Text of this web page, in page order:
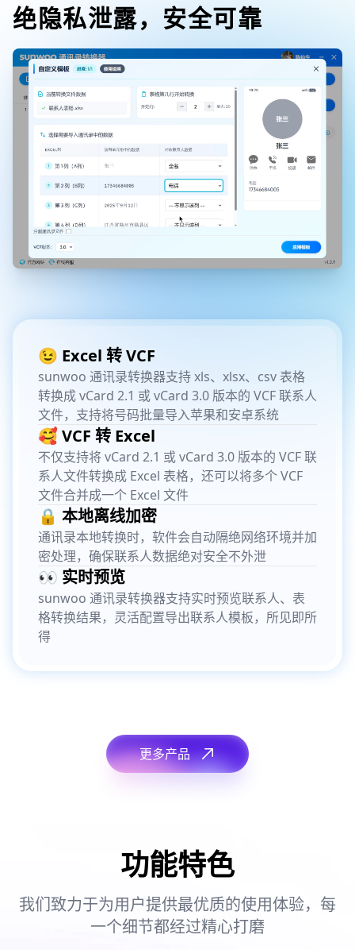
绝隐私泄露，安全可靠
😉 Excel 转 VCF
sunwoo 通讯录转换器支持 xls、xlsx、csv 表格
转换成 vCard 2.1 或 vCard 3.0 版本的 VCF 联系人
文件，支持将号码批量导入苹果和安卓系统
🥰 VCF 转 Excel
不仅支持将 vCard 2.1 或 vCard 3.0 版本的 VCF 联
系人文件转换成 Excel 表格，还可以将多个 VCF
文件合并成一个 Excel 文件
🔒 本地离线加密
通讯录本地转换时，软件会自动隔绝网络环境并加
密处理，确保联系人数据绝对安全不外泄
👀 实时预览
sunwoo 通讯录转换器支持实时预览联系人、表
格转换结果，灵活配置导出联系人模板，所见即所
得
更多产品
功能特色
我们致力于为用户提供最优质的使用体验，每
一个细节都经过精心打磨